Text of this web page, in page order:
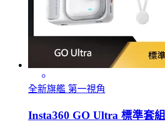
全新旗艦 第一視角
Insta360 GO Ultra 標準套